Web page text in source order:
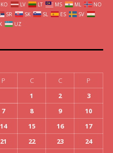
KO LV LT MS ML
NO
SR SK SL ES
SV
UZ
P C C
P
1
2
3
7 8 9
10
14 15 16
17
21 22 23
24